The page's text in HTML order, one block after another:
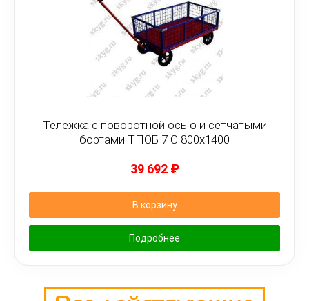
Тележка с поворотной осью и сетчатыми
бортами ТПОБ 7 С 800х1400
39 692 ₽
В корзину
Подробнее